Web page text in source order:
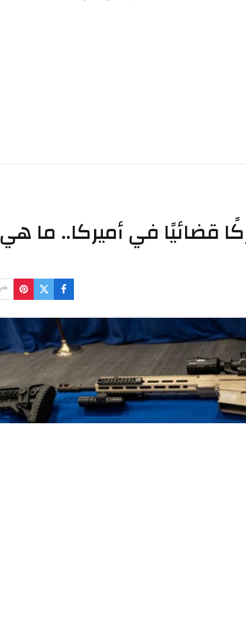
قضائيًا في أميركا.. ما هي